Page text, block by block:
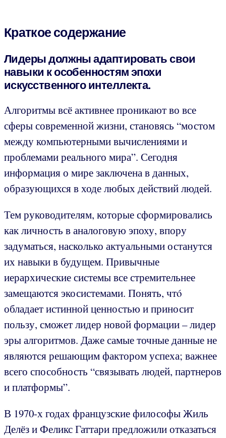
Краткое содержание
Лидеры должны адаптировать свои
навыки к особенностям эпохи
искусственного интеллекта.
Алгоритмы всё активнее проникают во все
сферы современной жизни, становясь “мостом
между компьютерными вычислениями и
проблемами реального мира”. Сегодня
информация о мире заключена в данных,
образующихся в ходе любых действий людей.
Тем руководителям, которые сформировались
как личность в аналоговую эпоху, впору
задуматься, насколько актуальными останутся
их навыки в будущем. Привычные
иерархические системы все стремительнее
замещаются экосистемами. Понять, чтó
обладает истинной ценностью и приносит
пользу, сможет лидер новой формации – лидер
эры алгоритмов. Даже самые точные данные не
являются решающим фактором успеха; важнее
всего способность “связывать людей, партнеров
и платформы”.
В 1970-х годах французские философы Жиль
Делёз и Феликс Гаттари предложили отказаться